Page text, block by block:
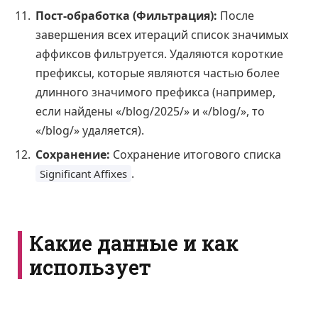
Пост-обработка (Фильтрация): После
завершения всех итераций список значимых
аффиксов фильтруется. Удаляются короткие
префиксы, которые являются частью более
длинного значимого префикса (например,
если найдены «/blog/2025/» и «/blog/», то
«/blog/» удаляется).
Сохранение: Сохранение итогового списка
Significant Affixes .
Какие данные и как
использует